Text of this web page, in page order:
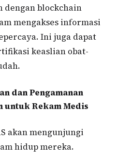
dengan blockchain
mengakses informasi
Ini juga dapat
keaslian obat-
dan Pengamanan
untuk Rekam Medis
akan mengunjungi
hidup mereka.